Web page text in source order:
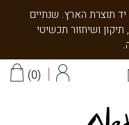
יד תוצרת הארץ. שנתיים
תיקון ושיחזור תכשיטי
0